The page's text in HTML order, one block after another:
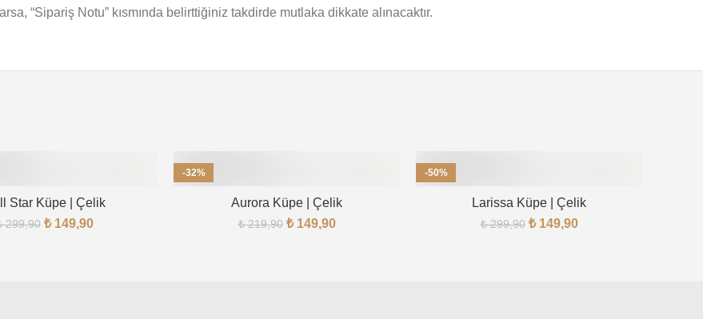
“Sipariş Notu” kısmında belirttiğiniz takdirde mutlaka dikkate alınacaktır.
Star Küpe | Çelik
299,90 ₺149,90
-32%
Aurora Küpe | Çelik
₺219,90 ₺149,90
-50%
Larissa Küpe | Çelik
₺299,90 ₺149,90